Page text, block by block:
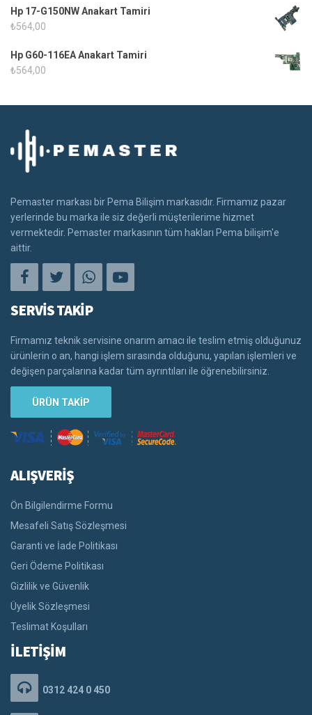
Hp 17-G150NW Anakart Tamiri
₺564,00
Hp G60-116EA Anakart Tamiri
₺564,00
Pemaster markası bir Pema Bilişim markasıdır. Firmamız pazar
yerlerinde bu marka ile siz değerli müşterilerime hizmet
vermektedir. Pemaster markasının tüm hakları Pema bilişim'e
aittir.
SERVİS TAKİP
Firmamız teknik servisine onarım amacı ile teslim etmiş olduğunuz
ürünlerin o an, hangi işlem sırasında olduğunu, yapılan işlemleri ve
değişen parçalarına kadar tüm ayrıntıları ile öğrenebilirsiniz.
ÜRÜN TAKİP
ALIŞVERİŞ
Ön Bilgilendirme Formu
Mesafeli Satış Sözleşmesi
Garanti ve İade Politikası
Geri Ödeme Politikası
Gizlilik ve Güvenlik
Üyelik Sözleşmesi
Teslimat Koşulları
İLETİŞİM
0312 424 0 450